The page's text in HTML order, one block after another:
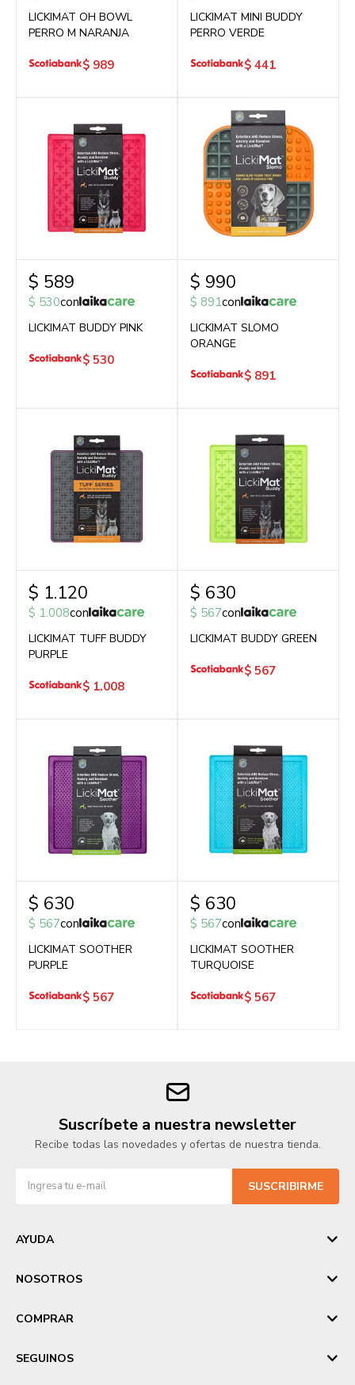
LICKIMAT OH BOWL
PERRO M NARANJA
$ 989
LICKIMAT MINI BUDDY
PERRO VERDE
$ 441
$ 589
$ 530con
LICKIMAT BUDDY PINK
$ 530
$ 990
$ 891con
LICKIMAT SLOMO
ORANGE
$ 891
$ 1.120
$ 1.008con
LICKIMAT TUFF BUDDY
PURPLE
$ 1.008
$ 630
$ 567con
LICKIMAT BUDDY GREEN
$ 567
$ 630
$ 567con
LICKIMAT SOOTHER
PURPLE
$ 567
$ 630
$ 567con
LICKIMAT SOOTHER
TURQUOISE
$ 567
Suscríbete a nuestra newsletter
Recibe todas las novedades y ofertas de nuestra tienda.
SUSCRIBIRME
AYUDA
NOSOTROS
COMPRAR
SEGUINOS